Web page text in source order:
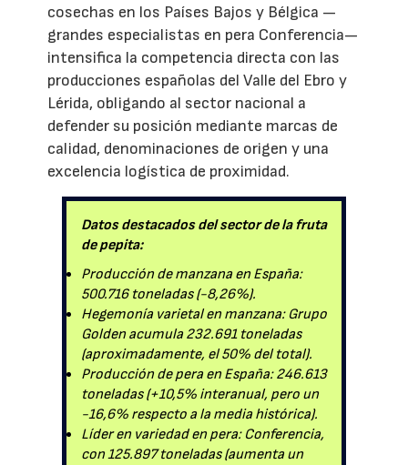
cosechas en los Países Bajos y Bélgica —
grandes especialistas en pera Conferencia—
intensifica la competencia directa con las
producciones españolas del Valle del Ebro y
Lérida, obligando al sector nacional a
defender su posición mediante marcas de
calidad, denominaciones de origen y una
excelencia logística de proximidad.
Datos destacados del sector de la fruta
de pepita:
Producción de manzana en España:
500.716 toneladas (-8,26%).
Hegemonía varietal en manzana: Grupo
Golden acumula 232.691 toneladas
(aproximadamente, el 50% del total).
Producción de pera en España: 246.613
toneladas (+10,5% interanual, pero un
-16,6% respecto a la media histórica).
Líder en variedad en pera: Conferencia,
con 125.897 toneladas (aumenta un